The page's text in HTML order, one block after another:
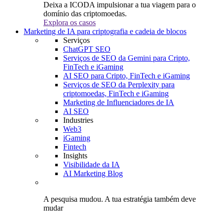
Deixa a ICODA impulsionar a tua viagem para o
domínio das criptomoedas.
Explora os casos
Marketing de IA para criptografia e cadeia de blocos
Serviços
ChatGPT SEO
Serviços de SEO da Gemini para Cripto,
FinTech e iGaming
AI SEO para Cripto, FinTech e iGaming
Serviços de SEO da Perplexity para
criptomoedas, FinTech e iGaming
Marketing de Influenciadores de IA
AI SEO
Industries
Web3
iGaming
Fintech
Insights
Visibilidade da IA
AI Marketing Blog
A pesquisa mudou. A tua estratégia também deve
mudar